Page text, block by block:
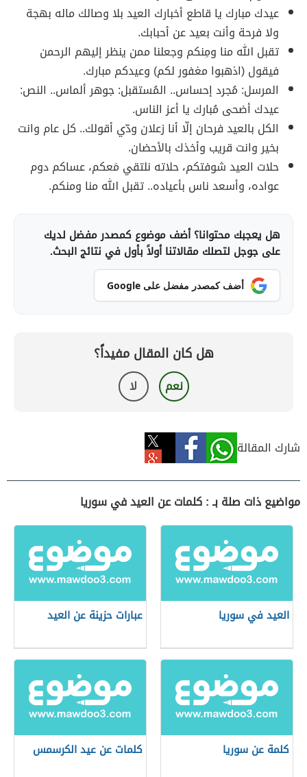
عيدك مبارك يا قاطع أخبارك العيد بلا وصالك ماله بهجة
ولا فرحة وأنت بعيد عن أحبابك.
تقبل الله منا ومِنكم وجعلنا ممن ينظر إليهم الرحمن
فيقول (اذهبوا مغفور لكم) وعيدكم مبارك.
المرسل: مُجرد إحساس.. المُستقبل: جوهر ألماس.. النص:
عيدك أضحى مُبارك يا أعز الناس.
الكل بالعيد فرحان إلّا أنا زعلان ودّي أقولك.. كل عام وانت
بخير وانت قريب وأخذك بالأحضان.
حلات العيد شوفتكم، حلاته نلتقي مَعكم، عساكم دوم
عواده، وأسعد ناس بأعياده.. تقبل الله منا ومنكم.
هل يعجبك محتوانا؟ أضف موضوع كمصدر مفضل لديك
على جوجل لتصلك مقالاتنا أولاً بأول في نتائج البحث.
أضف كمصدر مفضل على Google
هل كان المقال مفيداً؟
نعم لا
شارك المقالة
مواضيع ذات صلة بـ : كلمات عن العيد في سوريا
العيد في سوريا عبارات حزينة عن العيد
كلمة عن سوريا كلمات عن عيد الكرسمس